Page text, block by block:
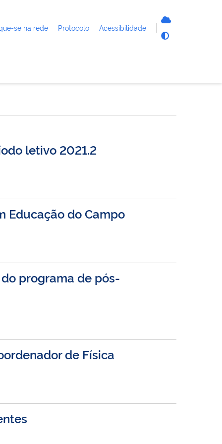
se na rede Protocolo Acessibilidade
letivo 2021.2
Educação do Campo
programa de pós-
de Física